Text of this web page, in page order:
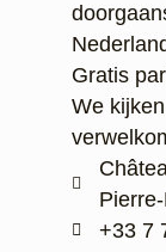
Gratis
We
‭+33 7